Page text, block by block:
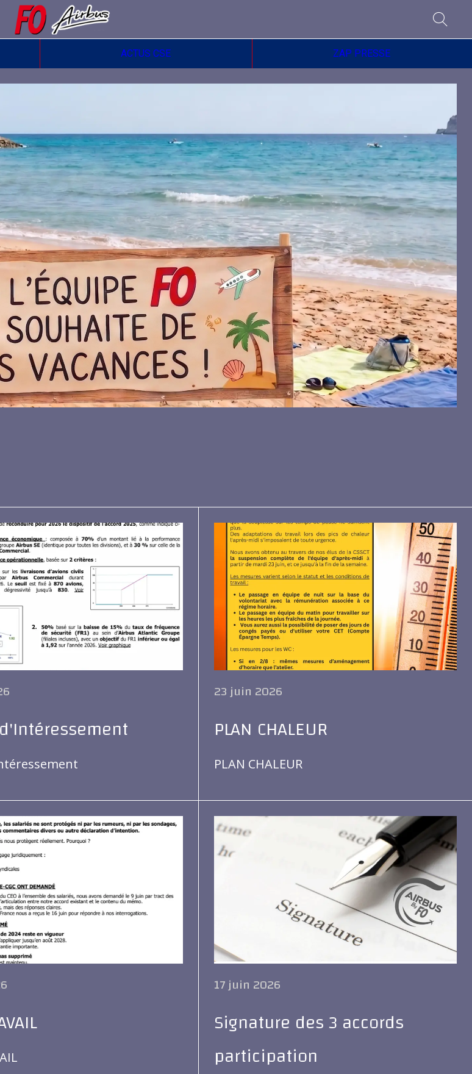
ACTUS CSE ZAP PRESSE
23 juin 2026
PLAN CHALEUR
PLAN CHALEUR
17 juin 2026
Signature des 3 accords
participation